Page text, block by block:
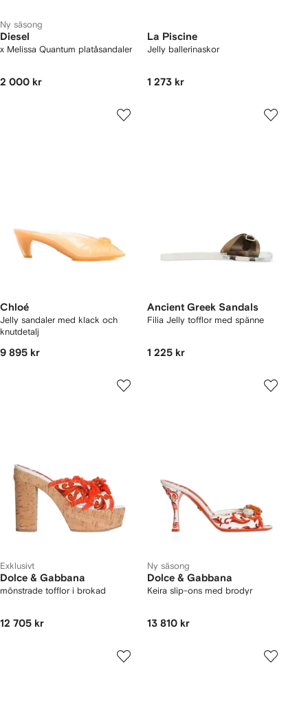
Ny säsong
Diesel
x Melissa Quantum platåsandaler
2 000 kr
La Piscine
Jelly ballerinaskor
1 273 kr
Chloé
Jelly sandaler med klack och
knutdetalj
9 895 kr
Ancient Greek Sandals
Filia Jelly tofflor med spänne
1 225 kr
Exklusivt
Dolce & Gabbana
mönstrade tofflor i brokad
12 705 kr
Ny säsong
Dolce & Gabbana
Keira slip-ons med brodyr
13 810 kr